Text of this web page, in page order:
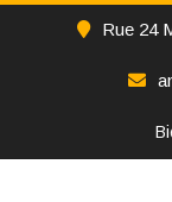
Rue 24